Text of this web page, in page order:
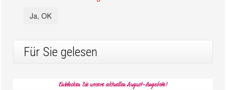
Ja, OK
Für Sie gelesen